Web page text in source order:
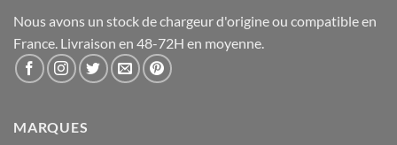
Nous avons un stock de chargeur d'origine ou compatible en
France. Livraison en 48-72H en moyenne.
MARQUES